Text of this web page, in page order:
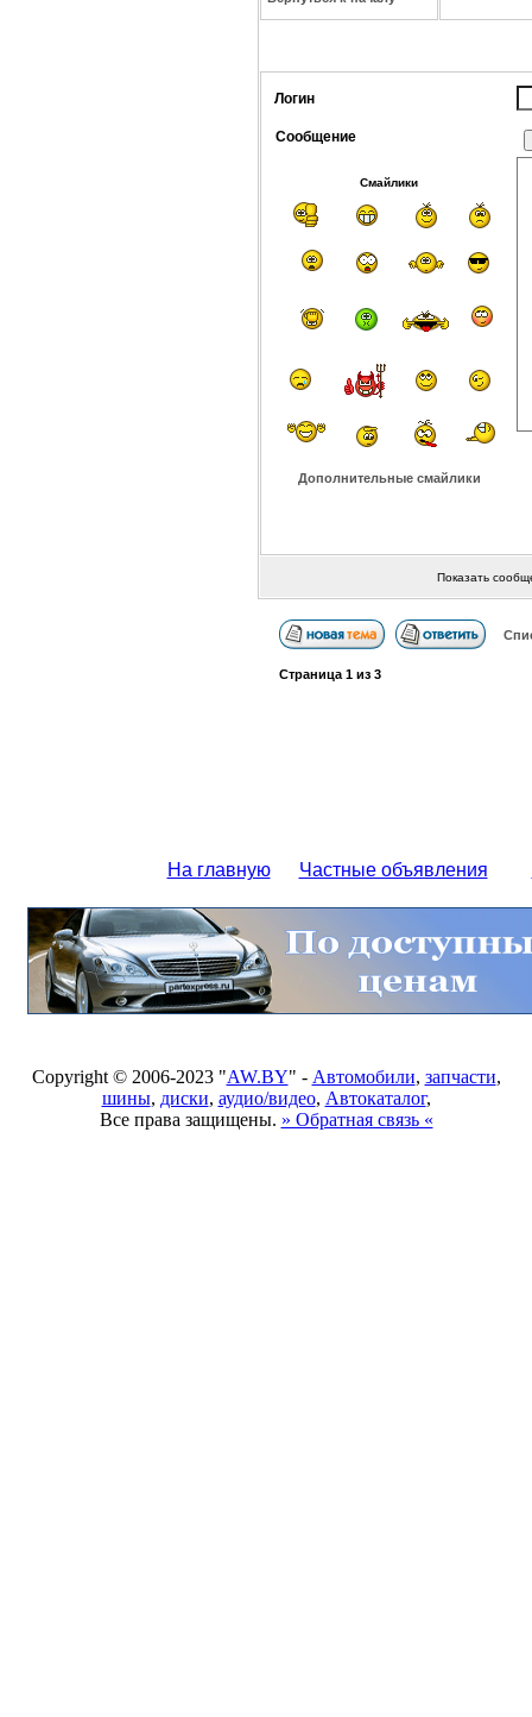
Логин
Сообщение
Смайлики
Дополнительные смайлики
Показать
Страница 1из 3
На главную Частные объявления
Copyright © 2006-2023 "AW.BY" - Автомобили, запчасти,
шины, диски, аудио/видео, Автокаталог,
Все права защищены. » Обратная связь «